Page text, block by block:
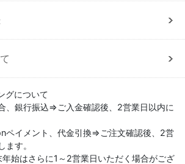
グについて
、銀行振込⇒ご入金確認後、2営業日以内に
ペイメント、代金引換⇒ご注文確認後、2営
ます。
年始はさらに1～2営業日いただく場合がござ